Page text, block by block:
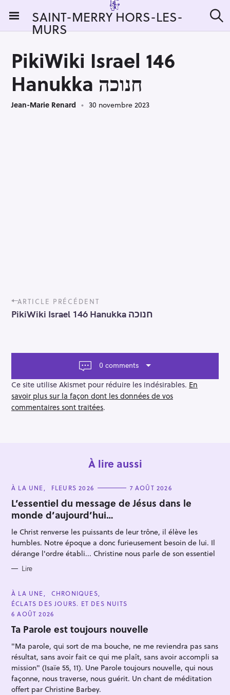
i
SAINT-MERRY HORS-LES-
MURS e
PikiWiki Israel 146
Hanukka חנוכה
Jean-Marie Renard 30 novembre 2023
P
o
s
a
g
a
t
i
ARTICLE PRÉCÉDENT
PikiWiki Israel 146 Hanukka חנוכה
0 comments
Ce site utilise Akismet pour réduire les indésirables. En
savoir plus sur la façon dont les données de vos
commentaires sont traitées.
À lire aussi
C
T
E
G
O
R
I
E
S
À LA UNE FLEURS 2026 7 AOÛT 2026
L’essentiel du message de Jésus dans le
monde d’aujourd’hui…
le Christ renverse les puissants de leur trône, il élève les
humbles. Notre époque a donc furieusement besoin de lui. Il
dérange l'ordre établi... Christine nous parle de son essentiel
Lire
C
A
T
E
G
O
R
E
À LA UNE
CHRONIQUES
ÉCLATS DES JOURS. ET DES NUITS
6 AOÛT 2026
Ta Parole est toujours nouvelle
"Ma parole, qui sort de ma bouche, ne me reviendra pas sans
résultat, sans avoir fait ce qui me plaît, sans avoir accompli sa
mission" (Isaïe 55, 11). Une Parole toujours nouvelle, qui nous
façonne, nous traverse, nous guérit. Un chant de méditation
offert par Christine Barbey.
R
e
h
e
r
c
h
e
r